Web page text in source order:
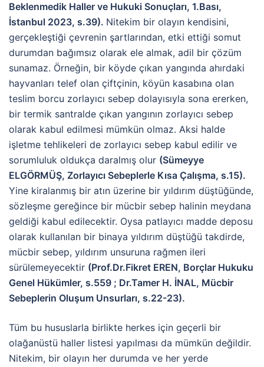
Beklenmedik Haller ve Hukuki Sonuçları, 1.Bası,
İstanbul 2023, s.39). Nitekim bir olayın kendisini,
gerçekleştiği çevrenin şartlarından, etki ettiği somut
durumdan bağımsız olarak ele almak, adil bir çözüm
sunamaz. Örneğin, bir köyde çıkan yangında ahırdaki
hayvanları telef olan çiftçinin, köyün kasabına olan
teslim borcu zorlayıcı sebep dolayısıyla sona ererken,
bir termik santralde çıkan yangının zorlayıcı sebep
olarak kabul edilmesi mümkün olmaz. Aksi halde
işletme tehlikeleri de zorlayıcı sebep kabul edilir ve
sorumluluk oldukça daralmış olur (Sümeyye
ELGÖRMÜŞ, Zorlayıcı Sebeplerle Kısa Çalışma, s.15).
Yine kiralanmış bir atın üzerine bir yıldırım düştüğünde,
sözleşme gereğince bir mücbir sebep halinin meydana
geldiği kabul edilecektir. Oysa patlayıcı madde deposu
olarak kullanılan bir binaya yıldırım düştüğü takdirde,
mücbir sebep, yıldırım unsuruna rağmen ileri
sürülemeyecektir (Prof.Dr.Fikret EREN, Borçlar Hukuku
Genel Hükümler, s.559 ; Dr.Tamer H. İNAL, Mücbir
Sebeplerin Oluşum Unsurları, s.22-23).
Tüm bu hususlarla birlikte herkes için geçerli bir
olağanüstü haller listesi yapılması da mümkün değildir.
Nitekim, bir olayın her durumda ve her yerde